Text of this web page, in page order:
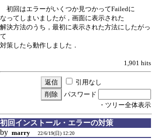
初回はエラーがいくつか見つかってFailedに
なってしまいましたが，画面に表示された
解決方法のうち，最初に表示された方法にしたがっ
て
対策したら動作しました．
1,901 hits
引用なし
パスワード
・ツリー全体表示
初回インストール・エラーの対策
by marry 22/6/19(日) 12:20